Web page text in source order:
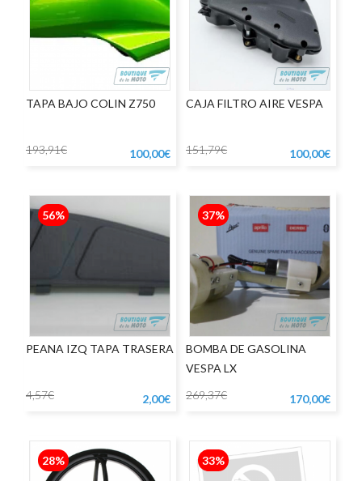
TAPA BAJO COLIN Z750
193,91€ 100,00€
CAJA FILTRO AIRE VESPA
151,79€ 100,00€
56%
PEANA IZQ TAPA TRASERA
4,57€ 2,00€
37%
BOMBA DE GASOLINA
VESPA LX
269,37€
170,00€
28% 33%